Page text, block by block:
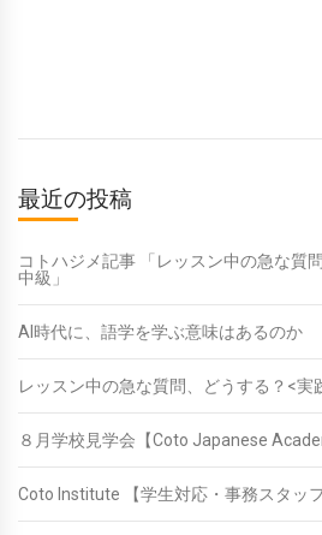
最近の投稿
コトハジメ記事 「レッスン中の急な質
中級」
AI時代に、語学を学ぶ意味はあるのか
レッスン中の急な質問、どうする？<実
８月学校見学会【Coto Japanese
Coto Institute 【学生対応・事務スタッフ